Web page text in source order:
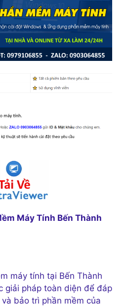
Máy Tính Bến Thành
máy tính tại Bến Thành
giải pháp toàn diện để đáp
bảo trì phần mềm của